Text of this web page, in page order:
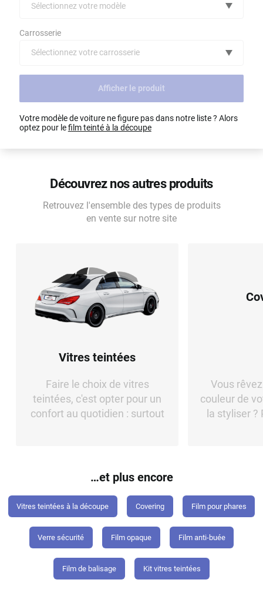
Ford
Hyundai
Kia
Nissan
Opel
Porsche
Renault
Acura
Aixam
Alfa Romeo
Sélectionnez votre modèle
Carrosserie
Sélectionnez votre carrosserie
Afficher le produit
Votre modèle de voiture ne figure pas dans notre liste ? Alors
optez pour lefilm teinté à la découpe
Découvrez nos autres produits
Retrouvez l'ensemble des types de produits
en vente sur notre site
Vitres teintées
Faire le choix de vitres
teintées, c'est opter pour un
confort au quotidien : surtout
Vous
couleur de
la styliser
…et plus encore
Vitres teintées à la découpe Covering Film pour phares
Verre sécurité Film opaque Film anti-buée
Film de balisage Kit vitres teintées